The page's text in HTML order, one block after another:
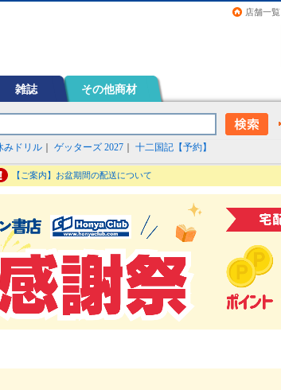
店舗一覧
雑誌 その他商材
みドリル ゲッターズ 2027 十二国記【予約】
【ご案内】お盆期間の配送について